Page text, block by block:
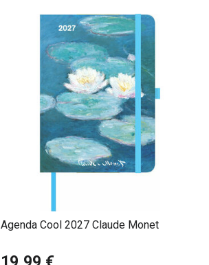
Agenda Cool 2027 Claude Monet